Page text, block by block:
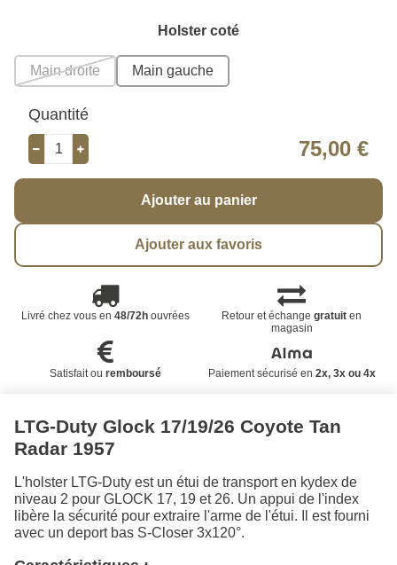
Holster coté
Main droite Main gauche
Quantité
75,00 €
Ajouter au panier
Ajouter aux favoris
Livré chez vous en 48/72houvrées Retour et échangegratuit en
magasin
Satisfait ou remboursé Paiement sécurisé en 2x, 3x ou 4x
LTG-Duty Glock 17/19/26 Coyote Tan
Radar 1957
L'holster LTG-Duty est un étui de transport en kydex de
niveau 2 pour GLOCK 17, 19 et 26. Un appui de l'index
libère la sécurité pour extraire l'arme de l'étui. Il est fourni
avec un deport bas S-Closer 3x120°.